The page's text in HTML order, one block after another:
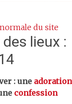
du site
lieux :
une adoration
confession